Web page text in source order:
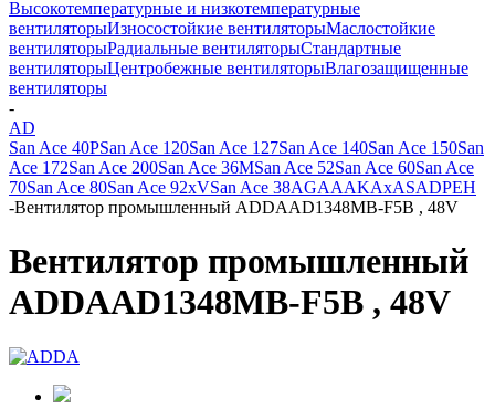
Высокотемпературные и низкотемпературные
вентиляторыИзносостойкие вентиляторыМаслостойкие
вентиляторыРадиальные вентиляторыСтандартные
вентиляторыЦентробежные вентиляторыВлагозащищенные
вентиляторы
-
AD
San Ace 40PSan Ace 120San Ace 127San Ace 140San Ace 150San
Ace 172San Ace 200San Ace 36MSan Ace 52San Ace 60San Ace
70San Ace 80San Ace 92хVSan Ace 38AGAAAKAхASADPEH
-Вентилятор промышленный ADDAAD1348MB-F5B , 48V
Вентилятор промышленный
ADDAAD1348MB-F5B , 48V